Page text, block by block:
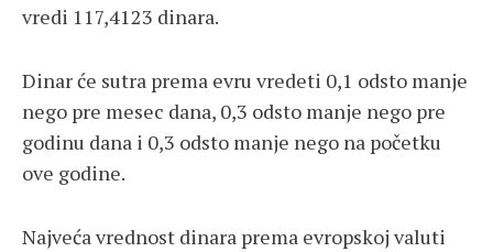
vredi 117,4123 dinara.
Dinar će sutra prema evru vredeti 0,1 odsto manje
nego pre mesec dana, 0,3 odsto manje nego pre
godinu dana i 0,3 odsto manje nego na početku
ove godine.
Najveća vrednost dinara prema evropskoj valuti